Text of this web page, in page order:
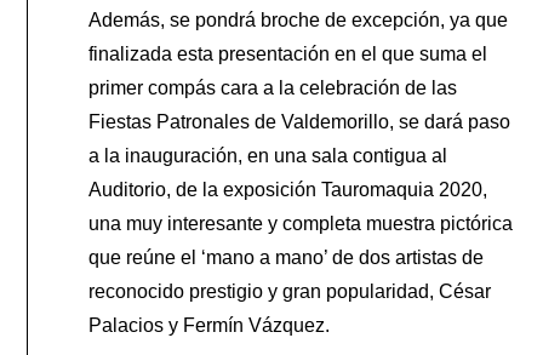
Además, se pondrá broche de excepción, ya que
finalizada esta presentación en el que suma el
primer compás cara a la celebración de las
Fiestas Patronales de Valdemorillo, se dará paso
a la inauguración, en una sala contigua al
Auditorio, de la exposición Tauromaquia 2020,
una muy interesante y completa muestra pictórica
que reúne el ‘mano a mano’ de dos artistas de
reconocido prestigio y gran popularidad, César
Palacios y Fermín Vázquez.